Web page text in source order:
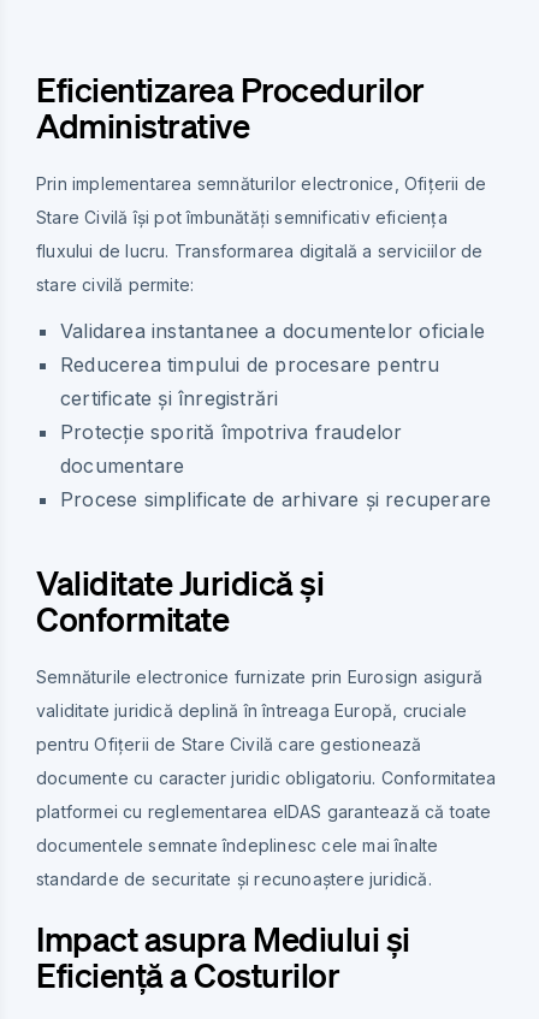
Eficientizarea Procedurilor
Administrative
Prin implementarea semnăturilor electronice, Ofițerii de
Stare Civilă își pot îmbunătăți semnificativ eficiența
fluxului de lucru. Transformarea digitală a serviciilor de
stare civilă permite:
Validarea instantanee a documentelor oficiale
Reducerea timpului de procesare pentru
certificate și înregistrări
Protecție sporită împotriva fraudelor
documentare
Procese simplificate de arhivare și recuperare
Validitate Juridică și
Conformitate
Semnăturile electronice furnizate prin Eurosign asigură
validitate juridică deplină în întreaga Europă, cruciale
pentru Ofițerii de Stare Civilă care gestionează
documente cu caracter juridic obligatoriu. Conformitatea
platformei cu reglementarea eIDAS garantează că toate
documentele semnate îndeplinesc cele mai înalte
standarde de securitate și recunoaștere juridică.
Impact asupra Mediului și
Eficiență a Costurilor